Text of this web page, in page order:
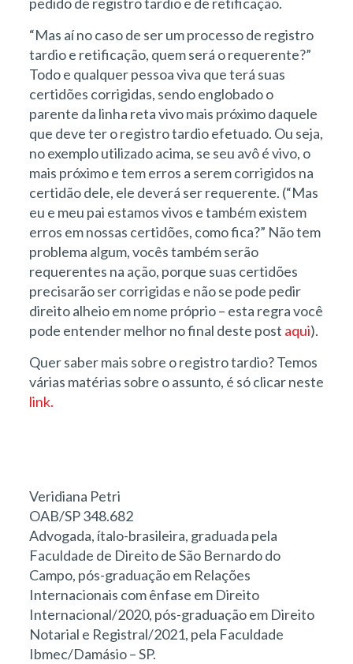
“Mas aí no caso de ser um processo de registro
tardio e retificação, quem será o requerente?”
Todo e qualquer pessoa viva que terá suas
certidões corrigidas, sendo englobado o
parente da linha reta vivo mais próximo daquele
que deve ter o registro tardio efetuado. Ou seja,
no exemplo utilizado acima, se seu avô é vivo, o
mais próximo e tem erros a serem corrigidos na
certidão dele, ele deverá ser requerente. (“Mas
eu e meu pai estamos vivos e também existem
erros em nossas certidões, como fica?” Não tem
problema algum, vocês também serão
requerentes na ação, porque suas certidões
precisarão ser corrigidas e não se pode pedir
direito alheio em nome próprio – esta regra você
pode entender melhor no final deste post aqui).
Quer saber mais sobre o registro tardio? Temos
várias matérias sobre o assunto, é só clicar neste
link.
Veridiana Petri
OAB/SP 348.682
Advogada, ítalo-brasileira, graduada pela
Faculdade de Direito de São Bernardo do
Campo, pós-graduação em Relações
Internacionais com ênfase em Direito
Internacional/2020, pós-graduação em Direito
Notarial e Registral/2021, pela Faculdade
Ibmec/Damásio – SP.